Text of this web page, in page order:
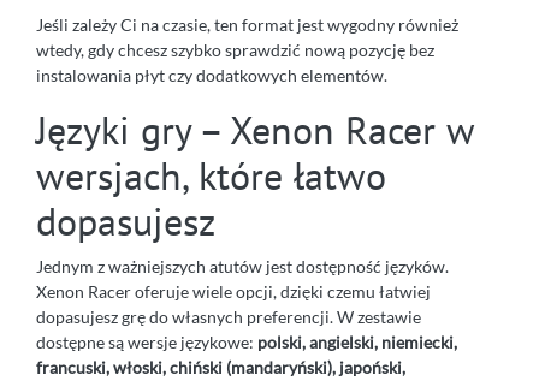
Jeśli zależy Ci na czasie, ten format jest wygodny również
wtedy, gdy chcesz szybko sprawdzić nową pozycję bez
instalowania płyt czy dodatkowych elementów.
Języki gry – Xenon Racer w
wersjach, które łatwo
dopasujesz
Jednym z ważniejszych atutów jest dostępność języków.
Xenon Racer oferuje wiele opcji, dzięki czemu łatwiej
dopasujesz grę do własnych preferencji. W zestawie
dostępne są wersje językowe: polski, angielski, niemiecki,
francuski, włoski, chiński (mandaryński), japoński,